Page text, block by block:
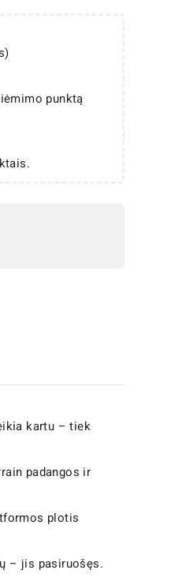
punktą
kartu – tiek
padangos ir
plotis
– jis pasiruošęs.